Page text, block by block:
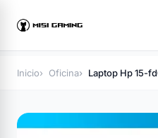
Inicio Oficina Laptop Hp 15-